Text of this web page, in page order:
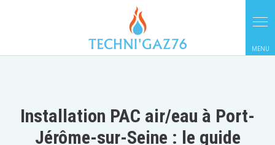
Installation PAC air/eau à Port-
Jérôme-sur-Seine : le guide
Panneau de gestion des cookies